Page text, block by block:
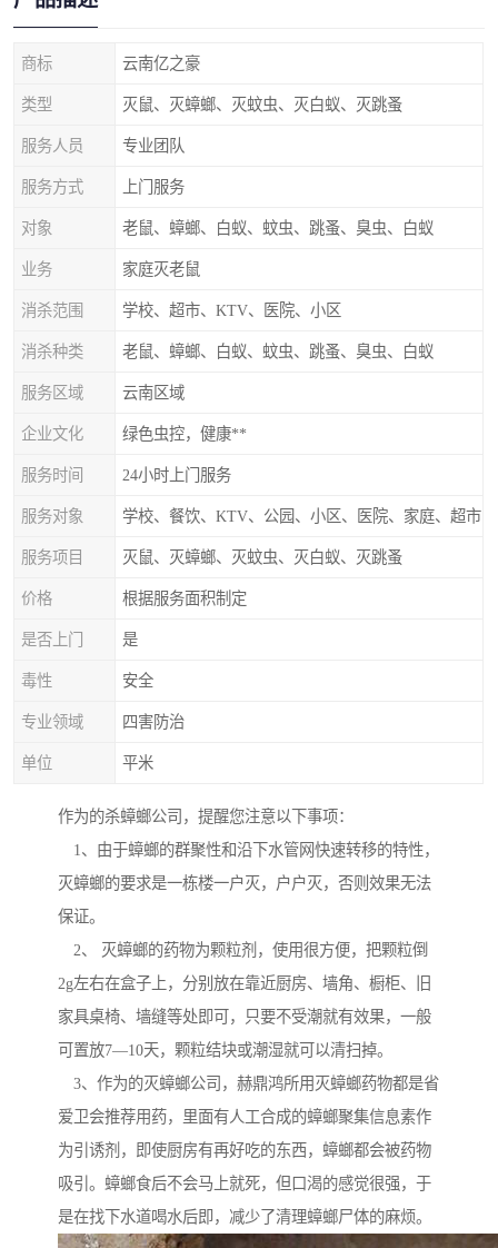
商标 云南亿之豪
类型 灭鼠、灭蟑螂、灭蚊虫、灭白蚁、灭跳蚤
服务人员 专业团队
服务方式 上门服务
对象 老鼠、蟑螂、白蚁、蚊虫、跳蚤、臭虫、白蚁
业务 家庭灭老鼠
消杀范围 学校、超市、KTV、医院、小区
消杀种类 老鼠、蟑螂、白蚁、蚊虫、跳蚤、臭虫、白蚁
服务区域 云南区域
企业文化 绿色虫控，健康**
服务时间 24小时上门服务
服务对象 学校、餐饮、KTV、公园、小区、医院、家庭、超市
服务项目 灭鼠、灭蟑螂、灭蚊虫、灭白蚁、灭跳蚤
价格 根据服务面积制定
是否上门 是
毒性 安全
专业领域 四害防治
单位 平米
作为的杀蟑螂公司，提醒您注意以下事项：
1、由于蟑螂的群聚性和沿下水管网快速转移的特性，
灭蟑螂的要求是一栋楼一户灭，户户灭，否则效果无法
保证。
2、 灭蟑螂的药物为颗粒剂，使用很方便，把颗粒倒
2g左右在盒子上，分别放在靠近厨房、墙角、橱柜、旧
家具桌椅、墙缝等处即可，只要不受潮就有效果，一般
可置放7—10天，颗粒结块或潮湿就可以清扫掉。
3、作为的灭蟑螂公司，赫鼎鸿所用灭蟑螂药物都是省
爱卫会推荐用药，里面有人工合成的蟑螂聚集信息素作
为引诱剂，即使厨房有再好吃的东西，蟑螂都会被药物
吸引。蟑螂食后不会马上就死，但口渴的感觉很强，于
是在找下水道喝水后即，减少了清理蟑螂尸体的麻烦。